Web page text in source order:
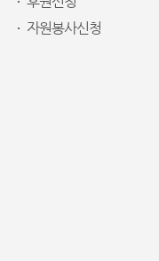
자원봉사신청